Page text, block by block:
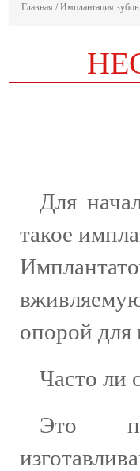
Главная /Имплантация зубов
Для
такое
опорой для
Часто ли
Это